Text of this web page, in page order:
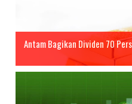
Antam Bagikan Dividen 70